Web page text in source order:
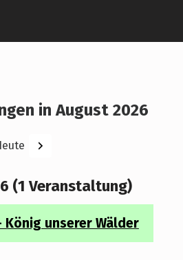
in August 2026
Weiter
(1 Veranstaltung)
König unserer Wälder